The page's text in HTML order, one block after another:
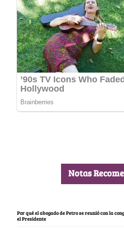
Notas
Por qué el abogado de Petro se reunió con la
el Presidente